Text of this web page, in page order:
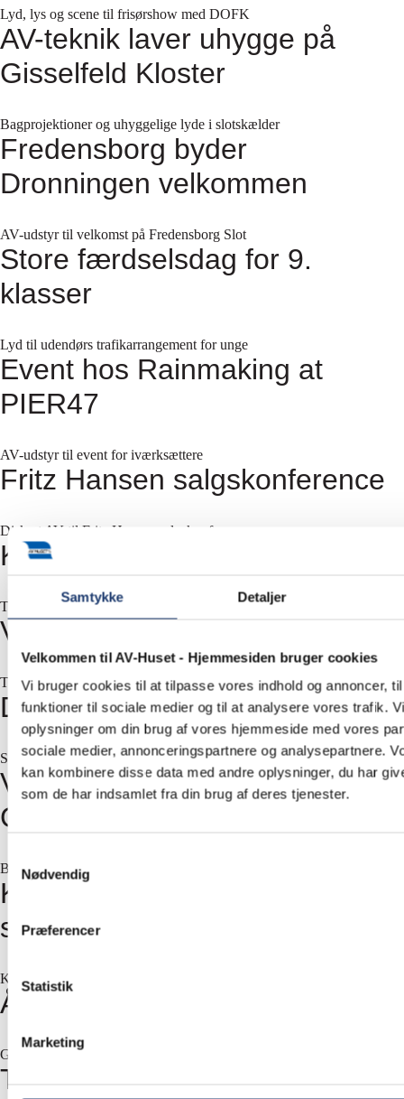
Samtykke Detaljer
Velkommen til AV-Huset - Hjemmesiden bruger cookies
Vi bruger cookies til at tilpasse vores indhold og annoncer,
funktioner til sociale medier og til at analysere vores trafik.
oplysninger om din brug af vores hjemmeside med vores
sociale medier, annonceringspartnere og analysepartnere.
kan kombinere disse data med andre oplysninger, du har
som de har indsamlet fra din brug af deres tjenester.
Nødvendig
Præferencer
Statistik
Marketing
Lyd, lys og scene til frisørshow med DOFK
AV-teknik laver uhygge på
Gisselfeld Kloster
Bagprojektioner og uhyggelige lyde i slotskælder
Fredensborg byder
Dronningen velkommen
AV-udstyr til velkomst på Fredensborg Slot
Store færdselsdag for 9.
klasser
Lyd til udendørs trafikarrangement for unge
Event hos Rainmaking at
PIER47
AV-udstyr til event for iværksættere
Fritz Hansen salgskonference
Diskret AV til Fritz Hansen salgskonference
Kick-off Madens Folkemøde
Teknisk afvikling af kick-off møde
VL Døgnet 2018
Teknisk design og afvikling af konference
Designers Nest Award Show
Skærme til modeshow
VIP-åbning af særudstilling på
Glyptoteket
Bagprojektion ved VIP-åbning af særudstillng
Kursus i lufthavn for
skandinaviske E.ON ledere
Komplet AV-opsætning til kursus med foredrag og musik
Åbning af Vikingeborgen
God lyd da dronning Margrethe indviede Vikingeborgen ved Lellinge.
Topdanmark ledermøde